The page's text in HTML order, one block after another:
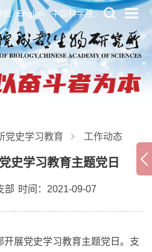
报 English 中国科学院
党史学习教育 工作动态
史学习教育主题党日
部 时间：2021-09-07
开展党史学习教育主题党日。支